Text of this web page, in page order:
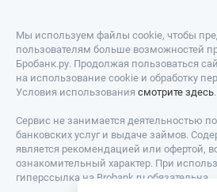
Мы используем файлы cookie, чтобы
пользователям больше возможностей
Бробанк.ру. Продолжая пользоваться
на использование cookie и обработку
Условия использования смотрите здесь.
Сервис не занимается деятельностью
банковских услуг и выдаче займов.
является рекомендацией или офертой,
ознакомительный характер. При
гиперссылка на Brobank.ru обязательна.